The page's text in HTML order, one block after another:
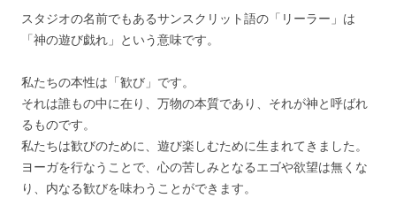
スタジオの名前でもあるサンスクリット語の「リーラー」は
「神の遊び戯れ」という意味です。
私たちの本性は「歓び」です。
それは誰もの中に在り、万物の本質であり、それが神と呼ばれ
るものです。
私たちは歓びのために、遊び楽しむために生まれてきました。
ヨーガを行なうことで、心の苦しみとなるエゴや欲望は無くな
り、内なる歓びを味わうことができます。